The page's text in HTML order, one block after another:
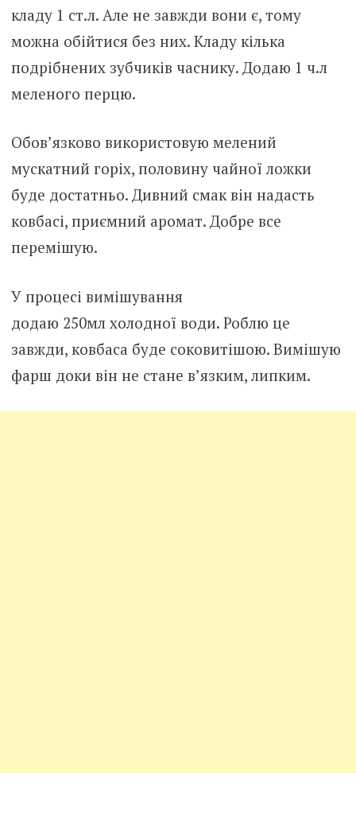
кладу 1 ст.л. Але не завжди вони є, тому
можна обійтися без них. Кладу кілька
подрібнених зубчиків часнику. Додаю 1 ч.л
меленого перцю.
Обов’язково використовую мелений
мускатний горіх, половину чайної ложки
буде достатньо. Дивний смак він надасть
ковбасі, приємний аромат. Добре все
перемішую.
У процесі вимішування
додаю 250мл холодної води. Роблю це
завжди, ковбаса буде соковитішою. Вимішую
фарш доки він не стане в’язким, липким.